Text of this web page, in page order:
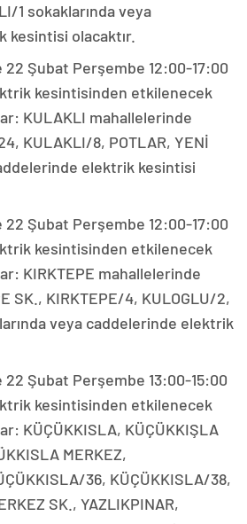
1 sokaklarında veya
olacaktır.
22 Şubat Perşembe 12:00-17:00
kesintisinden etkilenecek
KULAKLI mahallelerinde
KULAKLI/8, POTLAR, YENİ
elektrik kesintisi
22 Şubat Perşembe 12:00-17:00
kesintisinden etkilenecek
KIRKTEPE mahallelerinde
SK., KIRKTEPE/4, KULOGLU/2,
veya caddelerinde elektrik
22 Şubat Perşembe 13:00-15:00
kesintisinden etkilenecek
KÜÇÜKKISLA, KÜÇÜKKIŞLA
MERKEZ,
36, KÜÇÜKKISLA/38,
SK., YAZLIKPINAR,